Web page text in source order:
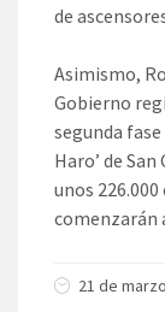
de
Asimismo,
Gobierno
segunda
Haro’ de
unos
comenzarán
21 de